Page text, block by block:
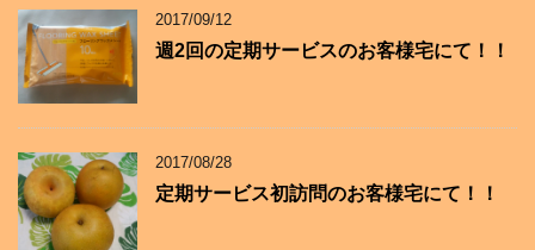
2017/09/12
週2回の定期サービスのお客様宅にて！！
2017/08/28
定期サービス初訪問のお客様宅にて！！